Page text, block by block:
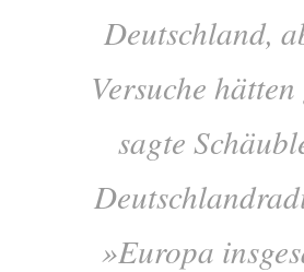
Deutsch­land,
Ver­suche hät­ten
sagte
»Europa